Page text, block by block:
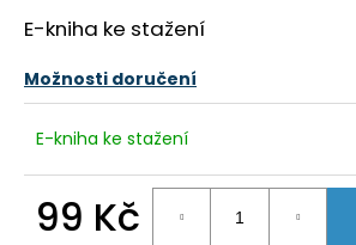
E-kniha ke stažení
Možnosti doručení
E-kniha ke stažení
99 Kč
D
o